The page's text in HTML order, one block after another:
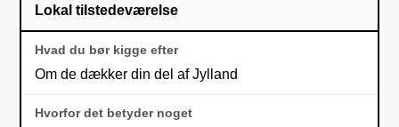
Lokal tilstedeværelse
Om de dækker din del af Jylland